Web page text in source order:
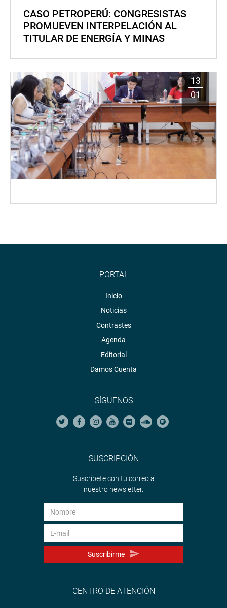
CASO PETROPERÚ: CONGRESISTAS
PROMUEVEN INTERPELACIÓN AL
TITULAR DE ENERGÍA Y MINAS
13
01
PORTAL
Inicio
Noticias
Contrastes
Agenda
Editorial
Damos Cuenta
SÍGUENOS
SUSCRIPCIÓN
Suscríbete con tu correo a
nuestro newsletter.
Suscribirme
CENTRO DE ATENCIÓN